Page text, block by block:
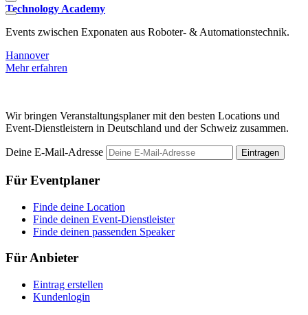
Technology Academy
Events zwischen Exponaten aus Roboter- & Automationstechnik.
Hannover
Mehr erfahren
Wir bringen Veranstaltungsplaner mit den besten Locations und
Event-Dienstleistern in Deutschland und der Schweiz zusammen.
Deine E-Mail-Adresse Eintragen
Für Eventplaner
Finde deine Location
Finde deinen Event-Dienstleister
Finde deinen passenden Speaker
Für Anbieter
Eintrag erstellen
Kundenlogin